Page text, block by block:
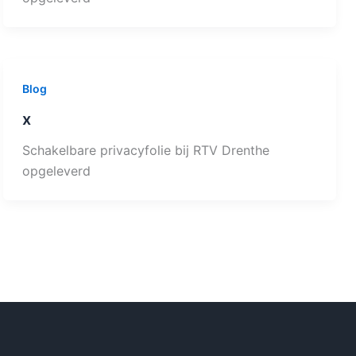
Blog
x
Schakelbare privacyfolie bij RTV Drenthe
opgeleverd